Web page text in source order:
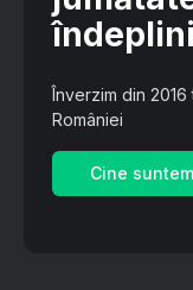
Înverzim din
României
Cine suntem